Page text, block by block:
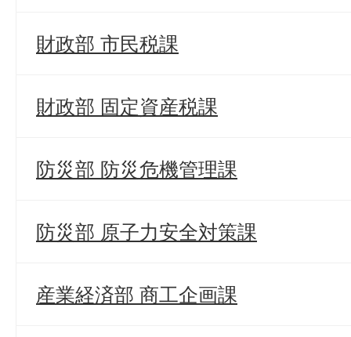
財政部 市民税課
財政部 固定資産税課
防災部 防災危機管理課
防災部 原子力安全対策課
産業経済部 商工企画課